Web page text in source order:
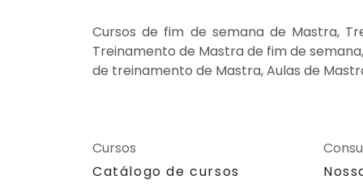
Cursos de fim de semana de Mastra,
Treinamento de Mastra de fim de
de treinamento de Mastra, Aulas de
Cursos
Catálogo de cursos